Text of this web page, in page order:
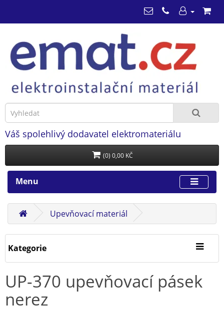
Váš spolehlivý dodavatel elektromateriálu
(0) 0,00 KČ
Menu
Upevňovací materiál
Kategorie
UP-370 upevňovací pásek
nerez